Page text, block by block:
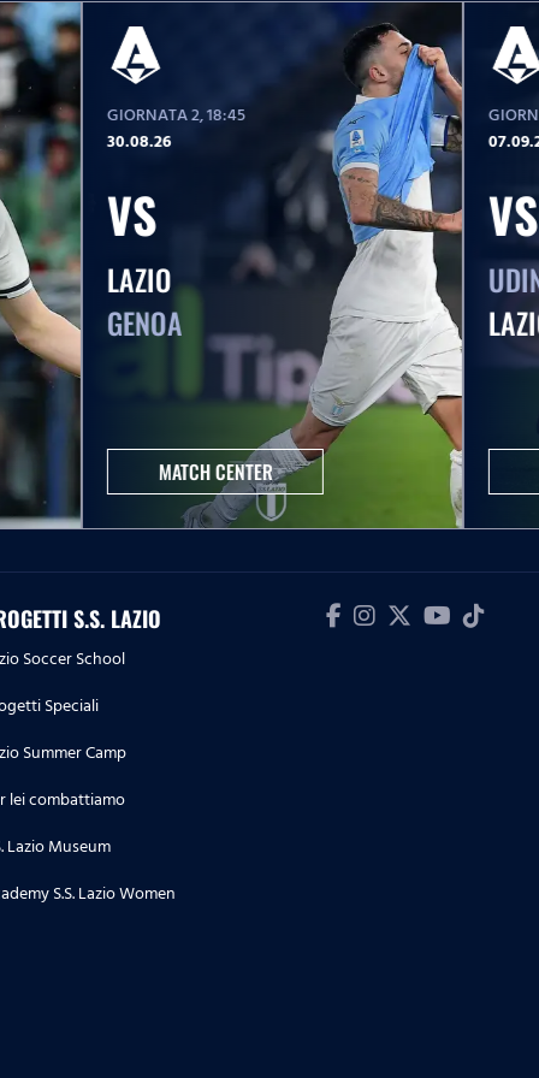
GIORNATA 2, 18:45
30.08.26
VS
LAZIO
GENOA
MATCH CENTER
VS
S.S. LAZIO
Soccer School
Speciali
Summer Camp
lei combattiamo
Lazio Museum
S.S. Lazio Women